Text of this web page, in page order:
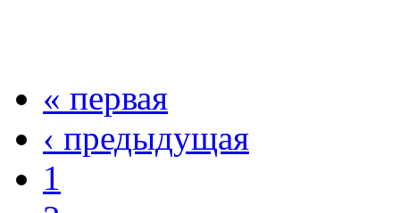
« первая
‹ предыдущая
1